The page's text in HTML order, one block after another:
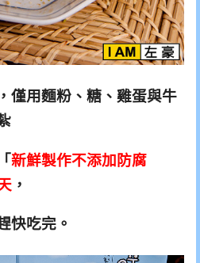
僅用麵粉、糖、雞蛋與牛
新鮮製作不添加防腐
，
快吃完。